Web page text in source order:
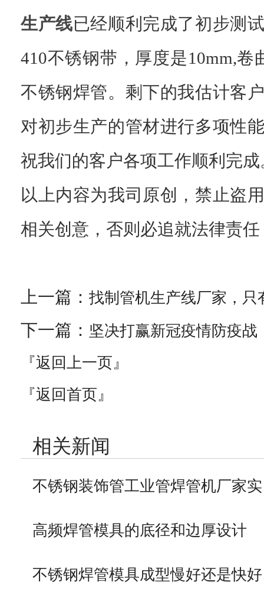
生产线已经顺利完成了初步测
410不锈钢带，厚度是10mm,卷
不锈钢焊管。剩下的我估计客
对初步生产的管材进行多项性
祝我们的客户各项工作顺利完成
以上内容为我司原创，禁止盗
相关创意，否则必追就法律责任
上一篇： 找制管机生产线厂家，只
下一篇： 坚决打赢新冠疫情防疫
『返回上一页』
『返回首页』
相关新闻
不锈钢装饰管工业管焊管机厂家
高频焊管模具的底径和边厚设计
不锈钢焊管模具成型慢好还是快